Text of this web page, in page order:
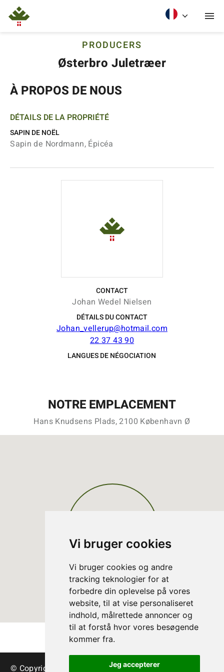
Vi bruger cookies
Vi bruger cookies og andre
tracking teknologier for at
forbedre din oplevelse på vores
website, til at vise personaliseret
indhold, målrettede annoncer og
til at forstå hvor vores besøgende
kommer fra.
Jeg accepterer
PRODUCERS
Østerbro Juletræer
À PROPOS DE NOUS
DÉTAILS DE LA PROPRIÉTÉ
SAPIN DE NOËL
Sapin de Nordmann, Épicéa
CONTACT
Johan Wedel Nielsen
DÉTAILS DU CONTACT
Johan_vellerup@hotmail.com
22 37 43 90
LANGUES DE NÉGOCIATION
NOTRE EMPLACEMENT
Hans Knudsens Plads, 2100 København Ø
© Copyright Arbres de Noël danois – sapins et verdure